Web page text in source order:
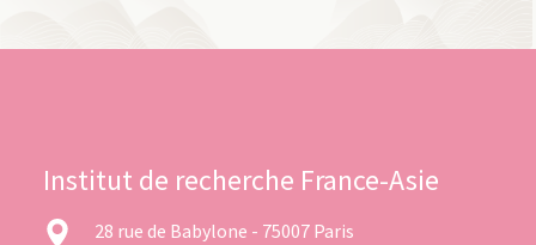
Institut de recherche France-Asie
28 rue de Babylone - 75007 Paris